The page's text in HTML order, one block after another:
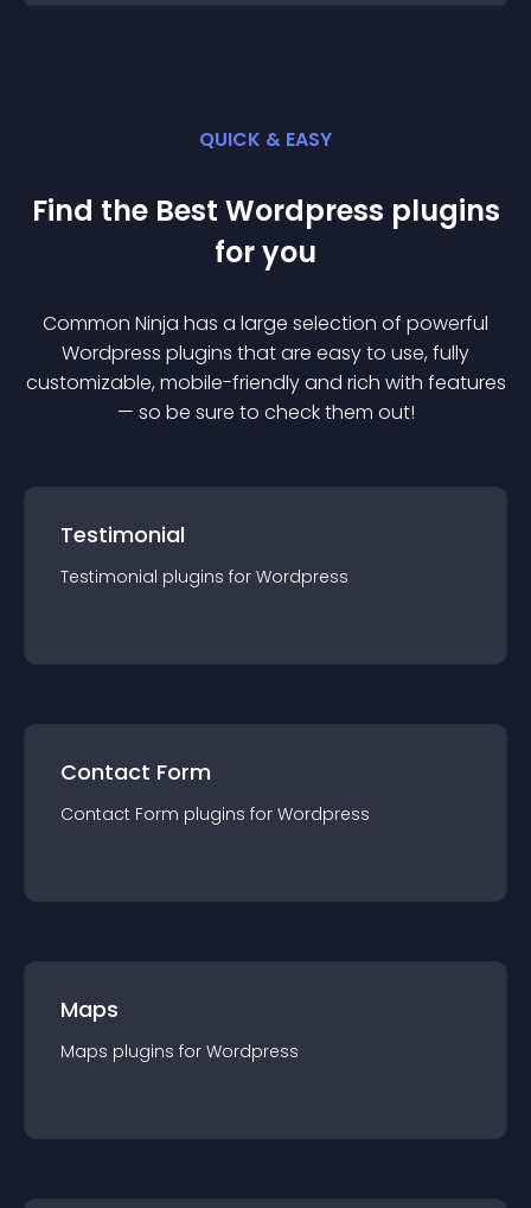
QUICK & EASY
Find the Best Wordpress plugins
for you
Common Ninja has a large selection of powerful
Wordpress plugins that are easy to use, fully
customizable, mobile-friendly and rich with features
— so be sure to check them out!
Testimonial
Testimonial plugins for Wordpress
Contact Form
Contact Form plugins for Wordpress
Maps
Maps plugins for Wordpress